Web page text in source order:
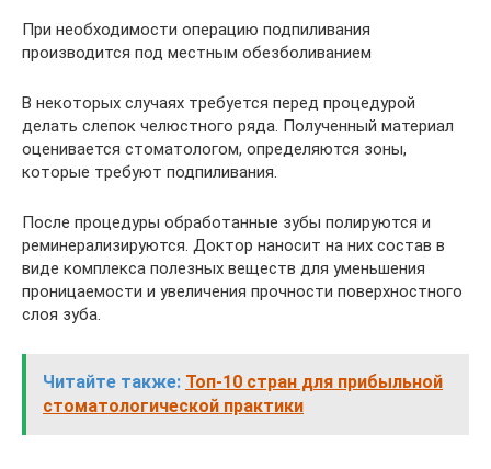
При необходимости операцию подпиливания
производится под местным обезболиванием
В некоторых случаях требуется перед процедурой
делать слепок челюстного ряда. Полученный материал
оценивается стоматологом, определяются зоны,
которые требуют подпиливания.
После процедуры обработанные зубы полируются и
реминерализируются. Доктор наносит на них состав в
виде комплекса полезных веществ для уменьшения
проницаемости и увеличения прочности поверхностного
слоя зуба.
Читайте также: Топ-10 стран для прибыльной
стоматологической практики